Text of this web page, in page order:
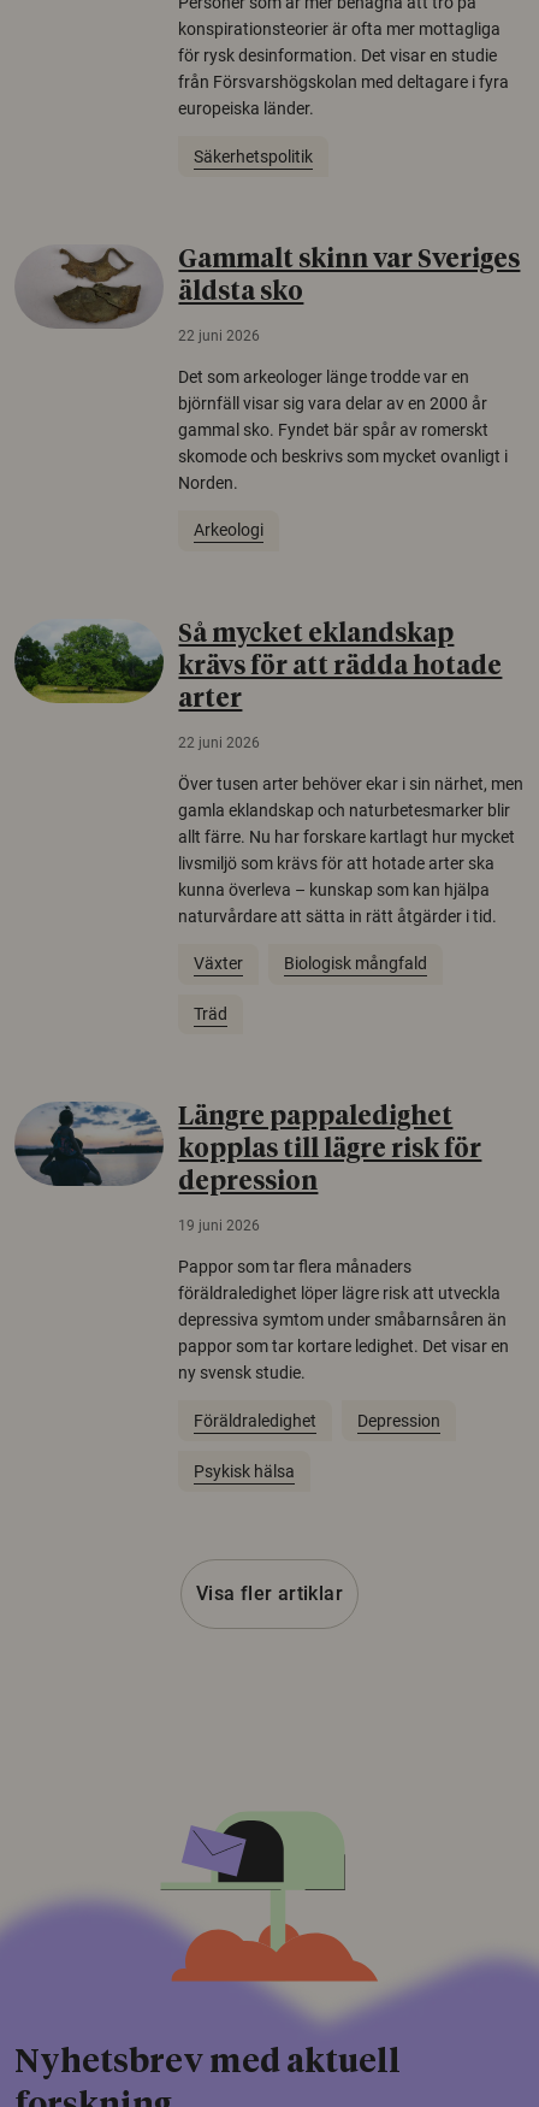
konspirationsteorier är ofta mer mottagliga
för rysk desinformation. Det visar en studie
från Försvarshögskolan med deltagare i fyra
europeiska länder.
Säkerhetspolitik
Gammalt skinn var Sveriges
äldsta sko
22 juni 2026
Det som arkeologer länge trodde var en
björnfäll visar sig vara delar av en 2000 år
gammal sko. Fyndet bär spår av romerskt
skomode och beskrivs som mycket ovanligt i
Norden.
Arkeologi
Så mycket eklandskap
krävs för att rädda hotade
arter
22 juni 2026
Över tusen arter behöver ekar i sin närhet, men
gamla eklandskap och naturbetesmarker blir
allt färre. Nu har forskare kartlagt hur mycket
livsmiljö som krävs för att hotade arter ska
kunna överleva – kunskap som kan hjälpa
naturvårdare att sätta in rätt åtgärder i tid.
Växter Biologisk mångfald
Träd
Längre pappaledighet
kopplas till lägre risk för
depression
19 juni 2026
Pappor som tar flera månaders
föräldraledighet löper lägre risk att utveckla
depressiva symtom under småbarnsåren än
pappor som tar kortare ledighet. Det visar en
ny svensk studie.
Föräldraledighet Depression
Psykisk hälsa
Visa fler artiklar
Nyhetsbrev med aktuell